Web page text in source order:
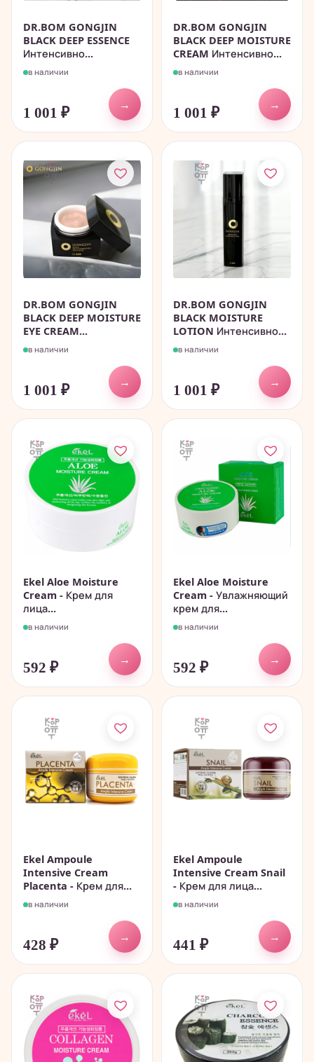
DR.BOM GONGJIN
BLACK DEEP ESSENCE
Интенсивно...
в наличии
1 001 ₽
→
DR.BOM GONGJIN
BLACK DEEP MOISTURE
CREAM Интенсивно...
в наличии
1 001 ₽
→
DR.BOM GONGJIN
BLACK DEEP MOISTURE
EYE CREAM...
в наличии
1 001 ₽
→
DR.BOM GONGJIN
BLACK MOISTURE
LOTION Интенсивно...
в наличии
1 001 ₽
→
Ekel Aloe Moisture
Cream - Крем для
лица...
в наличии
592 ₽
→
Ekel Aloe Moisture
Cream - Увлажняющий
крем для...
в наличии
592 ₽
→
Ekel Ampoule
Intensive Cream
Placenta - Крем для...
в наличии
428 ₽
→
Ekel Ampoule
Intensive Cream Snail
- Крем для лица...
в наличии
441 ₽
→